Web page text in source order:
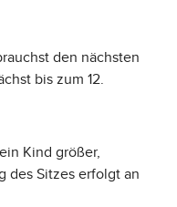
den nächsten
bis zum 12.
Kind größer,
des Sitzes erfolgt an